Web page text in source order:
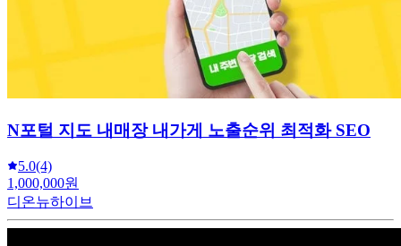
N포털 지도 내매장 내가게 노출순위 최적화 SEO
5.0(4)
1,000,000원
디온뉴하이브